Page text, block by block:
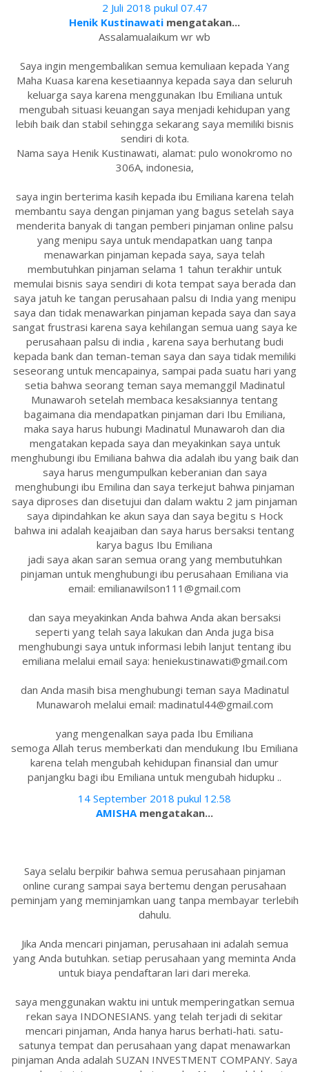
2 Juli 2018 pukul 07.47
Henik Kustinawati mengatakan...
Assalamualaikum wr wb
Saya ingin mengembalikan semua kemuliaan kepada Yang
Maha Kuasa karena kesetiaannya kepada saya dan seluruh
keluarga saya karena menggunakan Ibu Emiliana untuk
mengubah situasi keuangan saya menjadi kehidupan yang
lebih baik dan stabil sehingga sekarang saya memiliki bisnis
sendiri di kota.
Nama saya Henik Kustinawati, alamat: pulo wonokromo no
306A, indonesia,
saya ingin berterima kasih kepada ibu Emiliana karena telah
membantu saya dengan pinjaman yang bagus setelah saya
menderita banyak di tangan pemberi pinjaman online palsu
yang menipu saya untuk mendapatkan uang tanpa
menawarkan pinjaman kepada saya, saya telah
membutuhkan pinjaman selama 1 tahun terakhir untuk
memulai bisnis saya sendiri di kota tempat saya berada dan
saya jatuh ke tangan perusahaan palsu di India yang menipu
saya dan tidak menawarkan pinjaman kepada saya dan saya
sangat frustrasi karena saya kehilangan semua uang saya ke
perusahaan palsu di india , karena saya berhutang budi
kepada bank dan teman-teman saya dan saya tidak memiliki
seseorang untuk mencapainya, sampai pada suatu hari yang
setia bahwa seorang teman saya memanggil Madinatul
Munawaroh setelah membaca kesaksiannya tentang
bagaimana dia mendapatkan pinjaman dari Ibu Emiliana,
maka saya harus hubungi Madinatul Munawaroh dan dia
mengatakan kepada saya dan meyakinkan saya untuk
menghubungi ibu Emiliana bahwa dia adalah ibu yang baik dan
saya harus mengumpulkan keberanian dan saya
menghubungi ibu Emilina dan saya terkejut bahwa pinjaman
saya diproses dan disetujui dan dalam waktu 2 jam pinjaman
saya dipindahkan ke akun saya dan saya begitu s Hock
bahwa ini adalah keajaiban dan saya harus bersaksi tentang
karya bagus Ibu Emiliana
jadi saya akan saran semua orang yang membutuhkan
pinjaman untuk menghubungi ibu perusahaan Emiliana via
email: emilianawilson111@gmail.com
dan saya meyakinkan Anda bahwa Anda akan bersaksi
seperti yang telah saya lakukan dan Anda juga bisa
menghubungi saya untuk informasi lebih lanjut tentang ibu
emiliana melalui email saya: heniekustinawati@gmail.com
dan Anda masih bisa menghubungi teman saya Madinatul
Munawaroh melalui email: madinatul44@gmail.com
yang mengenalkan saya pada Ibu Emiliana
semoga Allah terus memberkati dan mendukung Ibu Emiliana
karena telah mengubah kehidupan finansial dan umur
panjangku bagi ibu Emiliana untuk mengubah hidupku ..
14 September 2018 pukul 12.58
AMISHAmengatakan...
Saya selalu berpikir bahwa semua perusahaan pinjaman
online curang sampai saya bertemu dengan perusahaan
peminjam yang meminjamkan uang tanpa membayar terlebih
dahulu.
Jika Anda mencari pinjaman, perusahaan ini adalah semua
yang Anda butuhkan. setiap perusahaan yang meminta Anda
untuk biaya pendaftaran lari dari mereka.
saya menggunakan waktu ini untuk memperingatkan semua
rekan saya INDONESIANS. yang telah terjadi di sekitar
mencari pinjaman, Anda hanya harus berhati-hati. satu-
satunya tempat dan perusahaan yang dapat menawarkan
pinjaman Anda adalah SUZAN INVESTMENT COMPANY. Saya